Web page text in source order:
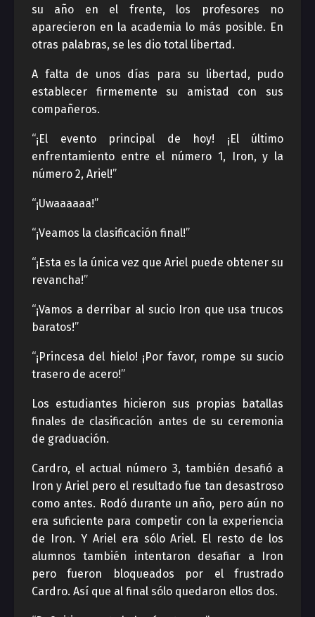
su año en el frente, los profesores no
aparecieron en la academia lo más posible. En
otras palabras, se les dio total libertad.
A falta de unos días para su libertad, pudo
establecer firmemente su amistad con sus
compañeros.
“¡El evento principal de hoy! ¡El último
enfrentamiento entre el número 1, Iron, y la
número 2, Ariel!”
“¡Uwaaaaaa!”
“¡Veamos la clasificación final!”
“¡Esta es la única vez que Ariel puede obtener su
revancha!”
“¡Vamos a derribar al sucio Iron que usa trucos
baratos!”
“¡Princesa del hielo! ¡Por favor, rompe su sucio
trasero de acero!”
Los estudiantes hicieron sus propias batallas
finales de clasificación antes de su ceremonia
de graduación.
Cardro, el actual número 3, también desafió a
Iron y Ariel pero el resultado fue tan desastroso
como antes. Rodó durante un año, pero aún no
era suficiente para competir con la experiencia
de Iron. Y Ariel era sólo Ariel. El resto de los
alumnos también intentaron desafiar a Iron
pero fueron bloqueados por el frustrado
Cardro. Así que al final sólo quedaron ellos dos.